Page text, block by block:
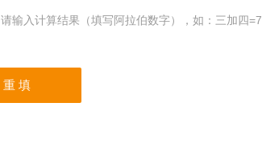
请输入计算结果（填写阿拉伯数字），如：三加四=7